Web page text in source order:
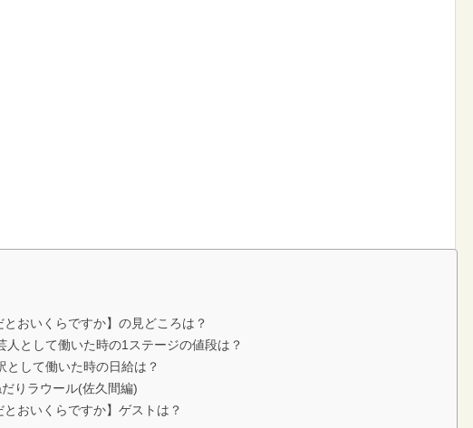
おいくらですか】の見どころは？
として働いた時の1ステージの値段は？
して働いた時の日給は？
りラウール(佐久間編)
おいくらですか】ゲストは？